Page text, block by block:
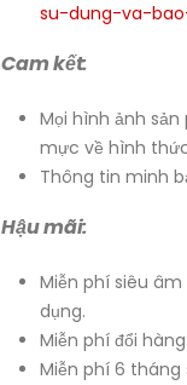
su-dung-va-
Cam kết:
Mọi hình ảnh
mực về hình
Thông tin minh
Hậu mãi:
Miễn phí siêu
dụng.
Miễn phí đổi
Miễn phí 6